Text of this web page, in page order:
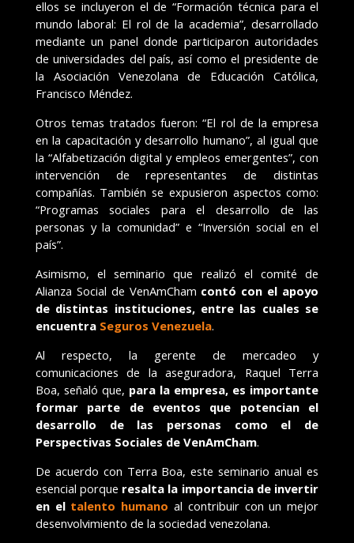
ellos se incluyeron el de “Formación técnica para el
mundo laboral: El rol de la academia”, desarrollado
mediante un panel donde participaron autoridades
de universidades del país, así como el presidente de
la Asociación Venezolana de Educación Católica,
Francisco Méndez.
Otros temas tratados fueron: “El rol de la empresa
en la capacitación y desarrollo humano”, al igual que
la “Alfabetización digital y empleos emergentes”, con
intervención de representantes de distintas
compañías. También se expusieron aspectos como:
“Programas sociales para el desarrollo de las
personas y la comunidad” e “Inversión social en el
país”.
Asimismo, el seminario que realizó el comité de
Alianza Social de VenAmCham contó con el apoyo
de distintas instituciones, entre las cuales se
encuentra Seguros Venezuela.
Al respecto, la gerente de mercadeo y
comunicaciones de la aseguradora, Raquel Terra
Boa, señaló que, para la empresa, es importante
formar parte de eventos que potencian el
desarrollo de las personas como el de
Perspectivas Sociales de VenAmCham.
De acuerdo con Terra Boa, este seminario anual es
esencial porque resalta la importancia de invertir
en el talento humano al contribuir con un mejor
desenvolvimiento de la sociedad venezolana.